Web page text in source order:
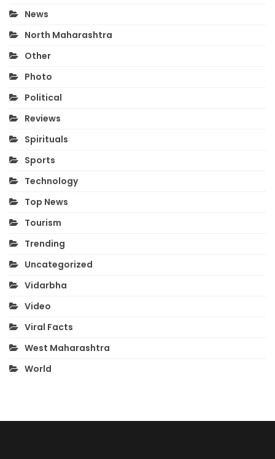
News
North Maharashtra
Other
Photo
Political
Reviews
Spirituals
Sports
Technology
Top News
Tourism
Trending
Uncategorized
Vidarbha
Video
Viral Facts
West Maharashtra
World